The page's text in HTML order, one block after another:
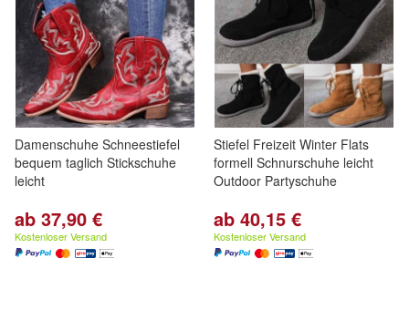
Damenschuhe Schneestiefel
bequem taglich Stickschuhe
leicht
ab 37,90 €
Kostenloser Versand
Stiefel Freizeit Winter Flats
formell Schnurschuhe leicht
Outdoor Partyschuhe
ab 40,15 €
Kostenloser Versand